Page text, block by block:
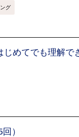
グ
めてでも理解で
）